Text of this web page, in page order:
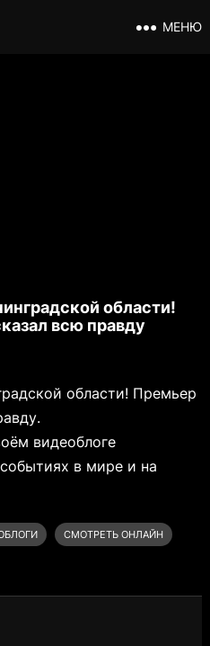
МЕНЮ
области!
всю правду
области! Премьер
видеоблоге
в мире и на
СМОТРЕТЬ ОНЛАЙН